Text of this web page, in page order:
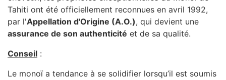
Tahiti ont été officiellement reconnues en avril 1992,
par l'Appellation d'Origine (A.O.), qui devient une
assurance de son authenticité et de sa qualité.
Conseil :
Le monoï a tendance à se solidifier lorsqu’il est soumis